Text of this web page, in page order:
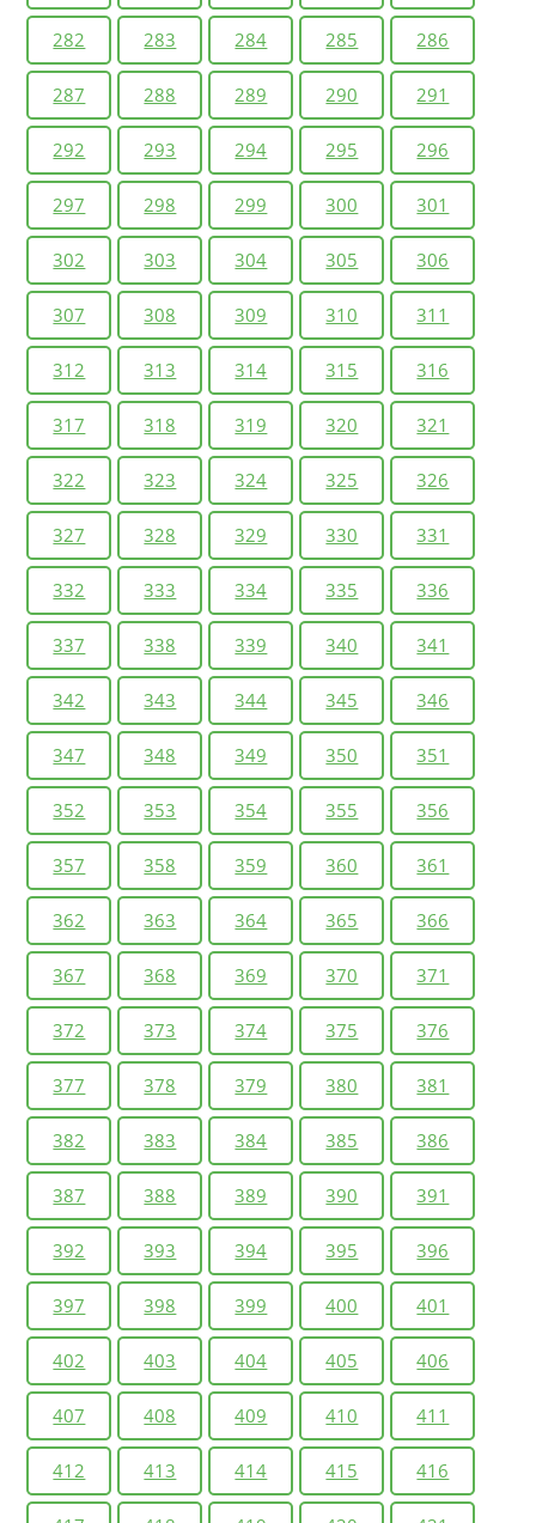
282 283 284 285 286
287 288 289 290 291
292 293 294 295 296
297 298 299 300 301
302 303 304 305 306
307 308 309 310 311
312 313 314 315 316
317 318 319 320 321
322 323 324 325 326
327 328 329 330 331
332 333 334 335 336
337 338 339 340 341
342 343 344 345 346
347 348 349 350 351
352 353 354 355 356
357 358 359 360 361
362 363 364 365 366
367 368 369 370 371
372 373 374 375 376
377 378 379 380 381
382 383 384 385 386
387 388 389 390 391
392 393 394 395 396
397 398 399 400 401
402 403 404 405 406
407 408 409 410 411
412 413 414 415 416